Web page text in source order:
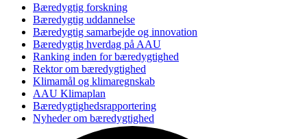
Bæredygtig forskning
Bæredygtig uddannelse
Bæredygtig samarbejde og innovation
Bæredygtig hverdag på AAU
Ranking inden for bæredygtighed
Rektor om bæredygtighed
Klimamål og klimaregnskab
AAU Klimaplan
Bæredygtighedsrapportering
Nyheder om bæredygtighed